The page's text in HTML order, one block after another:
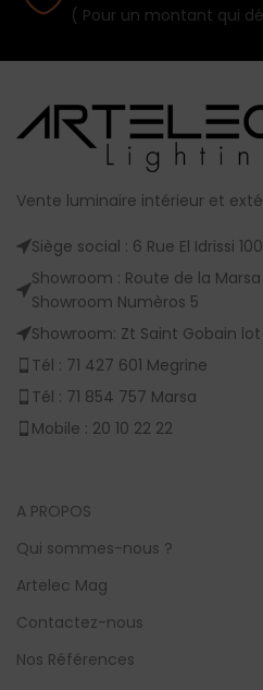
( Pour un montant qui
Vente luminaire intérieur et
Siège social : 6 Rue El Idrissi
Showroom : Route de la
Showroom Numèros 5
Showroom: Zt Saint Gobain
Tél : 71 427 601 Megrine
Tél : 71 854 757 Marsa
Mobile : 20 10 22 22
A PROPOS
Qui sommes-nous ?
Artelec Mag
Contactez-nous
Nos Références